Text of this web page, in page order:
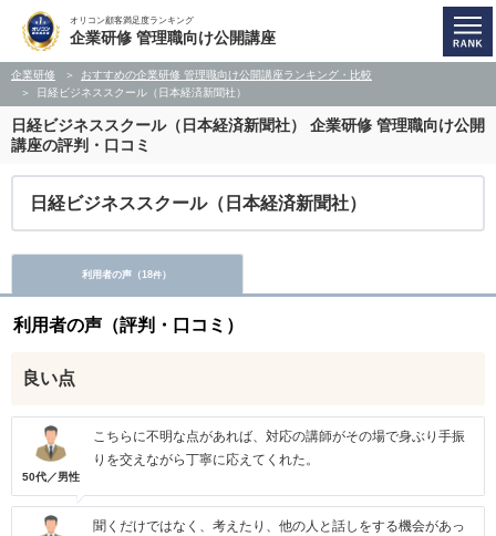
オリコン顧客満足度ランキング
企業研修 管理職向け公開講座
企業研修
おすすめの企業研修 管理職向け公開講座ランキング・比較
日経ビジネススクール（日本経済新聞社）
日経ビジネススクール（日本経済新聞社）
企業研修 管理職向け公開
講座の評判・口コミ
日経ビジネススクール（日本経済新聞社）
利用者の声（18件）
利用者の声（評判・口コミ）
良い点
50代／男性
こちらに不明な点があれば、対応の講師がその場で身ぶり手振
りを交えながら丁寧に応えてくれた。
聞くだけではなく、考えたり、他の人と話しをする機会があっ